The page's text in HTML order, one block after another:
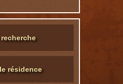
résidence